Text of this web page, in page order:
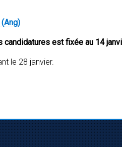
candidatures est fixée au 14
le 28 janvier.